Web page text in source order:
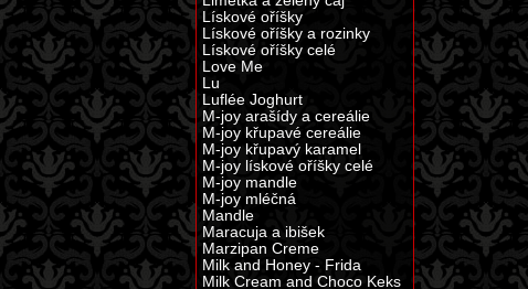
Lískové oříšky
Lískové oříšky a rozinky
Lískové oříšky celé
Love Me
Lu
Luflée Joghurt
M-joy arašídy a cereálie
M-joy křupavé cereálie
M-joy křupavý karamel
M-joy lískové oříšky celé
M-joy mandle
M-joy mléčná
Mandle
Maracuja a ibišek
Marzipan Creme
Milk and Honey - Frida
Milk Cream and Choco Keks